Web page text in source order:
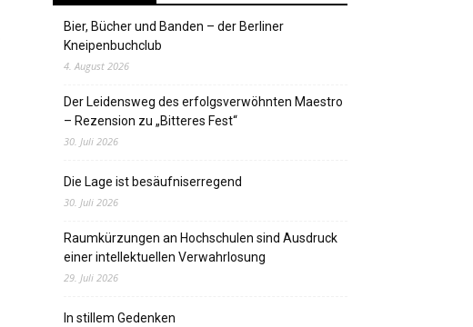
Bier, Bücher und Banden – der Berliner
Kneipenbuchclub
4. August 2026
Der Leidensweg des erfolgsverwöhnten Maestro
– Rezension zu „Bitteres Fest“
30. Juli 2026
Die Lage ist besäufniserregend
30. Juli 2026
Raumkürzungen an Hochschulen sind Ausdruck
einer intellektuellen Verwahrlosung
29. Juli 2026
In stillem Gedenken